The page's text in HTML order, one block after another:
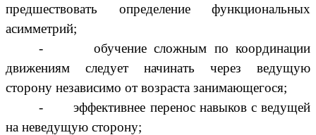
предшествовать определение функциональных
асимметрий;
- обучение сложным по координации
движениям следует начинать через ведущую
сторону независимо от возраста занимающегося;
- эффективнее перенос навыков с ведущей
на неведущую сторону;